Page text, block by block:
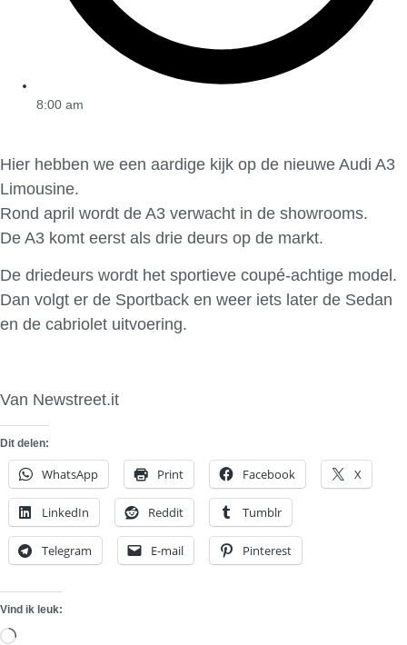
8:00 am
Hier hebben we een aardige kijk op de nieuwe Audi A3
Limousine.
Rond april wordt de A3 verwacht in de showrooms.
De A3 komt eerst als drie deurs op de markt.
De driedeurs wordt het sportieve coupé-achtige model.
Dan volgt er de Sportback en weer iets later de Sedan
en de cabriolet uitvoering.
Van Newstreet.it
Dit delen:
WhatsApp Print Facebook X
LinkedIn Reddit Tumblr
Telegram E-mail Pinterest
Vind ik leuk:
Aan